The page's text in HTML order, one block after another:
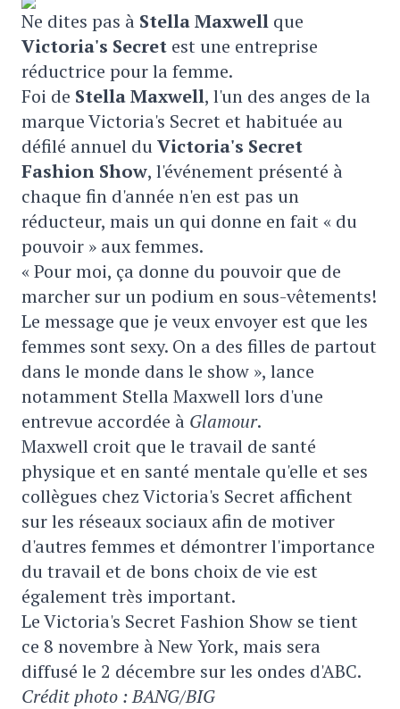
Ne dites pas à Stella Maxwell que
Victoria's Secret est une entreprise
réductrice pour la femme.
Foi de Stella Maxwell, l'un des anges de la
marque Victoria's Secret et habituée au
défilé annuel duVictoria's Secret
Fashion Show, l'événement présenté à
chaque fin d'année n'en est pas un
réducteur, mais un qui donne en fait « du
pouvoir » aux femmes.
« Pour moi, ça donne du pouvoir que de
marcher sur un podium en sous-vêtements!
Le message que je veux envoyer est que les
femmes sont sexy. On a des filles de partout
dans le monde dans le show », lance
notamment Stella Maxwell lors d'une
entrevue accordée à Glamour.
Maxwell croit que le travail de santé
physique et en santé mentale qu'elle et ses
collègues chez Victoria's Secret affichent
sur les réseaux sociaux afin de motiver
d'autres femmes et démontrer l'importance
du travail et de bons choix de vie est
également très important.
Le Victoria's Secret Fashion Show se tient
ce 8 novembre à New York, mais sera
diffusé le 2 décembre sur les ondes d'ABC.
Crédit photo : BANG/BIG